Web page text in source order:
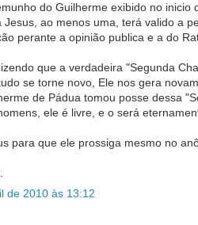
do Guilherme exibido no inicio
Jesus, ao menos uma, terá valido a
perante a opinião publica e a do
que a verdadeira "Segunda
se torne novo, Ele nos gera
de Pádua tomou posse dessa
ele é livre, e o será
para que ele prossiga mesmo no
de 2010 às 13:12